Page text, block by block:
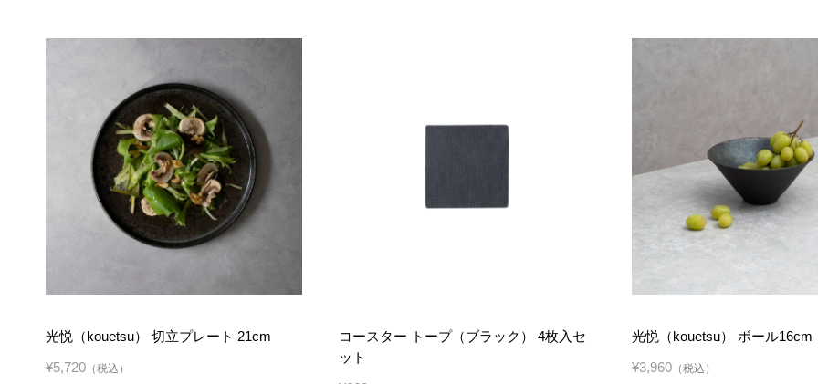
光悦（kouetsu） 切立プレート 21cm
¥5,720 （税込）
コースター トープ（ブラック） 4枚入セ
ット
光悦（kouetsu） ボール16cm
¥3,960 （税込）